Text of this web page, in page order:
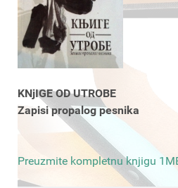
KNjIGE OD UTROBE
Zapisi propalog pesnika
Preuzmite kompletnu knjigu